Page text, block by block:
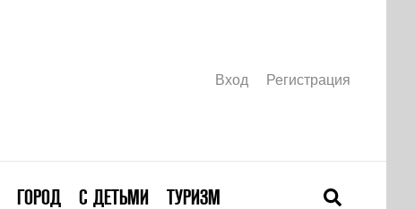
Вход Регистрация
ГОРОД С ДЕТЬМИ ТУРИЗМ